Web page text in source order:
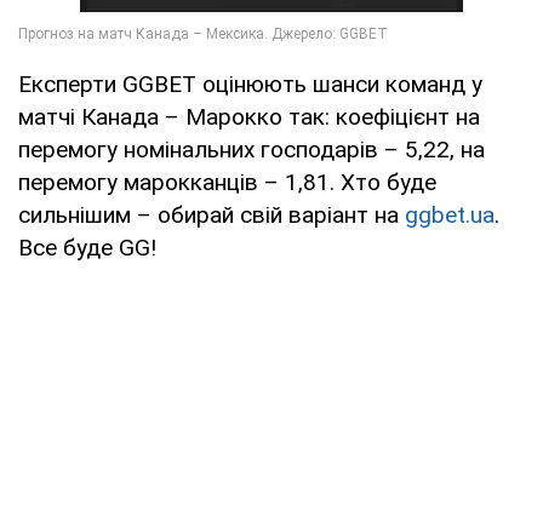
Експерти GGBET оцінюють шанси команд у
матчі Канада – Марокко так: коефіцієнт на
перемогу номінальних господарів – 5,22, на
перемогу марокканців – 1,81. Хто буде
сильнішим – обирай свій варіант на ggbet.ua.
Все буде GG!